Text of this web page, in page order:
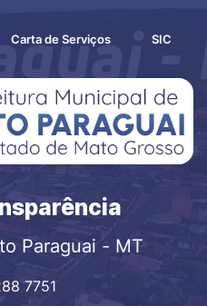
Carta de Serviços SIC
Paraguai - MT
7751